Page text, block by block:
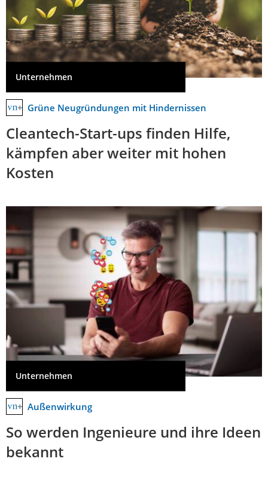
Unternehmen
Grüne Neugründungen mit Hindernissen
Cleantech-Start-ups finden Hilfe,
kämpfen aber weiter mit hohen
Kosten
Unternehmen
Außenwirkung
So werden Ingenieure und ihre Ideen
bekannt